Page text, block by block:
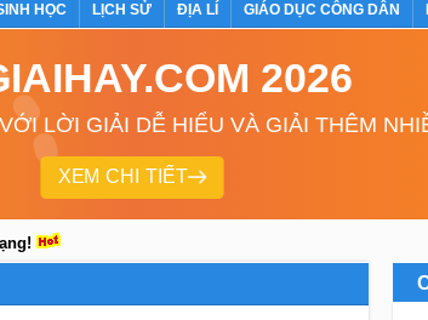
HỌC LỊCH SỬ ĐỊA LÍ GIÁO DỤC CÔNG DÂN
2026
LỜI GIẢI DỄ HIỂU VÀ GIẢI THÊM
XEM CHI TIẾT